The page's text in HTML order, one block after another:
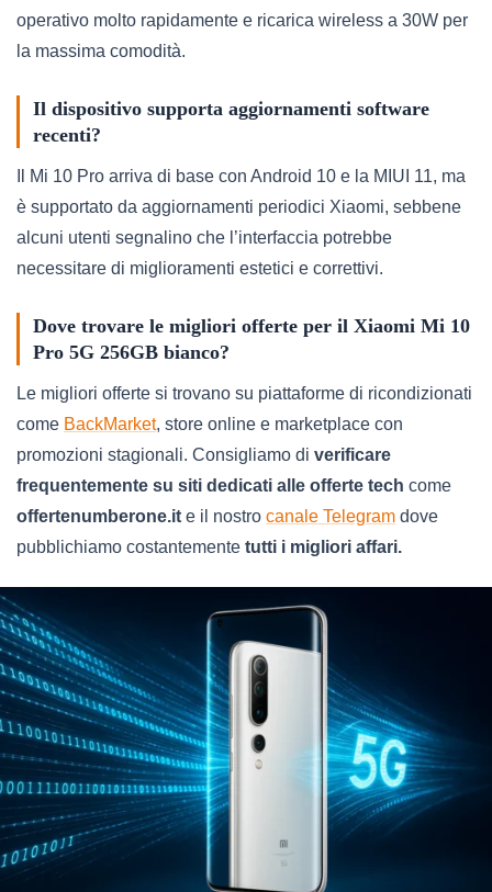
operativo molto rapidamente e ricarica wireless a 30W per
la massima comodità.
Il dispositivo supporta aggiornamenti software
recenti?
Il Mi 10 Pro arriva di base con Android 10 e la MIUI 11, ma
è supportato da aggiornamenti periodici Xiaomi, sebbene
alcuni utenti segnalino che l’interfaccia potrebbe
necessitare di miglioramenti estetici e correttivi.
Dove trovare le migliori offerte per il Xiaomi Mi 10
Pro 5G 256GB bianco?
Le migliori offerte si trovano su piattaforme di ricondizionati
come BackMarket, store online e marketplace con
promozioni stagionali. Consigliamo di verificare
frequentemente su siti dedicati alle offerte tech come
offertenumberone.it e il nostro canale Telegram dove
pubblichiamo costantemente tutti i migliori affari.